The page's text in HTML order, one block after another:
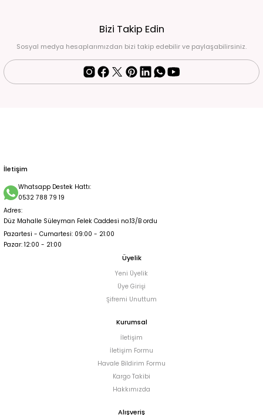
4.500,00 TL
Siyah-Mavi İşlemeli Halter Yaka Uzun Abiye Elbise Standart
Bizi Takip Edin
Sosyal medya hesaplarımızdan bizi takip edebilir ve paylaşabilirsiniz.
İletişim
Whatsapp Destek Hattı:
0532 788 79 19
Adres:
Düz Mahalle Süleyman Felek Caddesi no:13/B ordu
Pazartesi - Cumartesi: 09:00 - 21:00
Pazar: 12:00 - 21:00
Üyelik
Yeni Üyelik
Üye Girişi
Şifremi Unuttum
Kurumsal
İletişim
İletişim Formu
Havale Bildirim Formu
Kargo Takibi
Hakkımızda
Alışveriş